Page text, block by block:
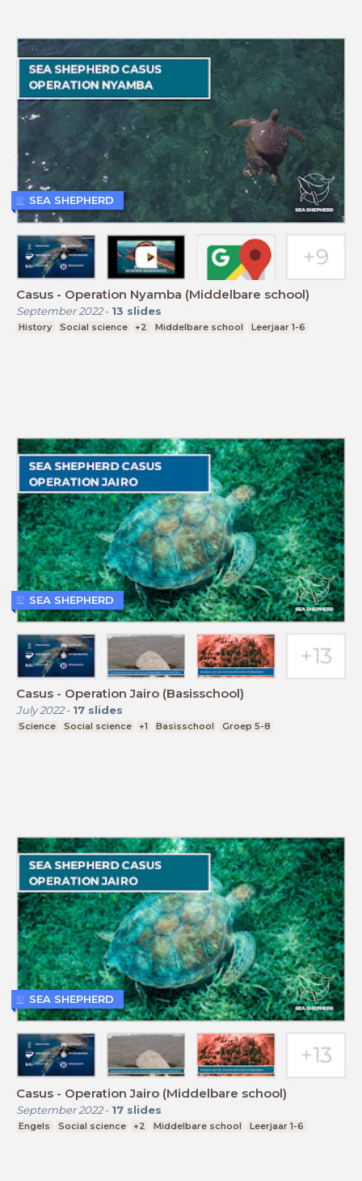
Casus - Operation Nyamba (Middelbare school)
September 2022- 13 slides
History Social science +2 Middelbare school Leerjaar 1-6
SEA SHEPHERD
Casus - Operation Jairo (Basisschool)
July 2022- 17 slides
Science Social science +1 Basisschool Groep 5-8
SEA SHEPHERD
Casus - Operation Jairo (Middelbare school)
September 2022- 17 slides
Engels Social science +2 Middelbare school Leerjaar 1-6
SEA SHEPHERD